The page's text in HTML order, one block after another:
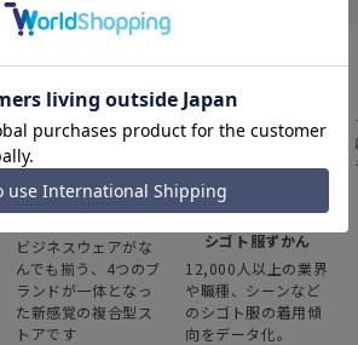
スーツスクエア
ビジネスウェアがな
んでも揃う、4つのブ
ランドが一体となっ
た新感覚の複合型ス
トアです
みんなの
シゴト服ずかん
12,000人以上の業界
や職種、シーンなど
のシゴト服の着用傾
向をデータ化。